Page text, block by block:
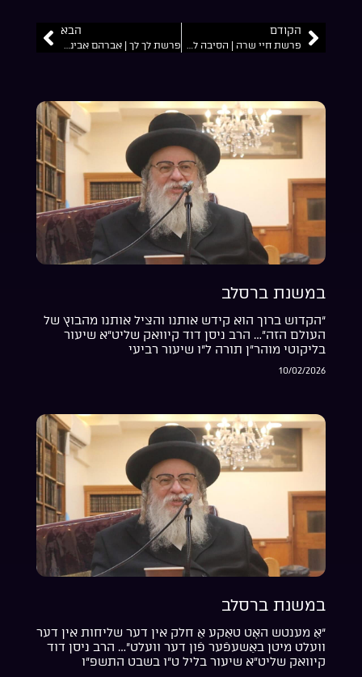
הקודם
פרשת חיי שרה | הסיבה למסלול החיים המוזרים של האבות הקדושים | מה אליעזר רוצה מרבקה | הרב מאיר שלמה
הבא
פרשת לך לך | אברהם אבינו סלל לנו דרך | השם רוצה שתלך למסלול שלך ותגלה את הסוד שבך | הרב מאיר שלמה זצ”ל
במשנת ברסלב
“הקדוש ברוך הוא קידש אותנו והציל אותנו מהבוץ של
העולם הזה”… הרב ניסן דוד קיוואק שליט”א שיעור
בליקוטי מוהר”ן תורה ל”ו שיעור רביעי
10/02/2026
במשנת ברסלב
“אַ מענטש האָט טאַקע אַ חלק אין דער שליחות אין דער
וועלט מיטן באַשעפֿער פֿון דער וועלט”… הרב ניסן דוד
קיוואק שליט”א שיעור בליל ט”ו בשבט התשפ”ו